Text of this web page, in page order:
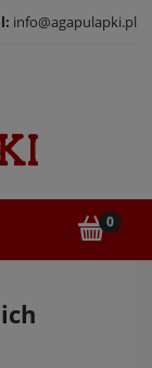
info@agapulapki.pl